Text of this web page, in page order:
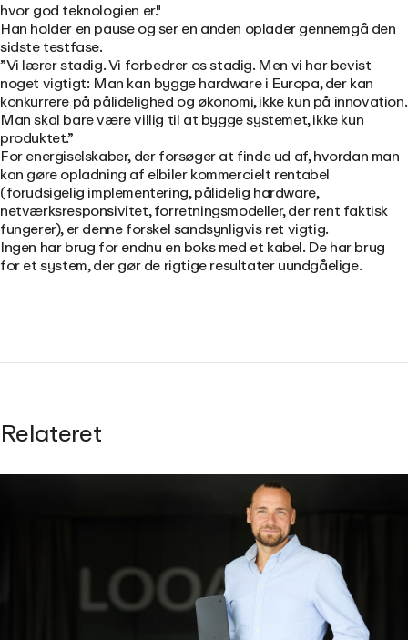
hvor god teknologien er."
Han holder en pause og ser en anden oplader gennemgå den
sidste testfase.
”Vi lærer stadig. Vi forbedrer os stadig. Men vi har bevist
noget vigtigt: Man kan bygge hardware i Europa, der kan
konkurrere på pålidelighed og økonomi, ikke kun på innovation.
Man skal bare være villig til at bygge systemet, ikke kun
produktet.”
For energiselskaber, der forsøger at finde ud af, hvordan man
kan gøre opladning af elbiler kommercielt rentabel
(forudsigelig implementering, pålidelig hardware,
netværksresponsivitet, forretningsmodeller, der rent faktisk
fungerer), er denne forskel sandsynligvis ret vigtig.
Ingen har brug for endnu en boks med et kabel. De har brug
for et system, der gør de rigtige resultater uundgåelige.
Relateret